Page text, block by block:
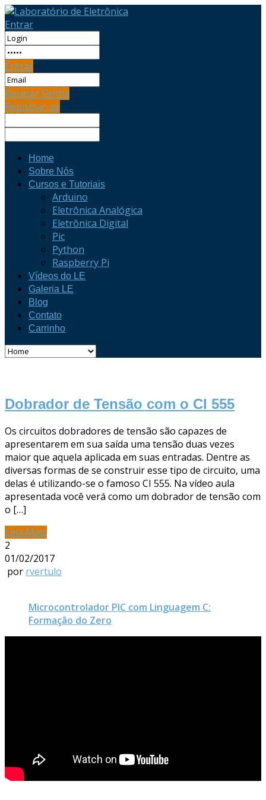
Entrar
Entrar
Resetar Senha
Registrar-se
Home
Sobre Nós
Cursos e Tutoriais
Arduino
Eletrônica Analógica
Eletrônica Digital
Pic
Python
Raspberry Pi
Vídeos do LE
Galeria LE
Blog
Contato
Carrinho
Dobrador de Tensão com o CI 555
Os circuitos dobradores de tensão são capazes de
apresentarem em sua saída uma tensão duas vezes
maior que aquela aplicada em suas entradas. Dentre as
diversas formas de se construir esse tipo de circuito, uma
delas é utilizando-se o famoso CI 555. Na vídeo aula
apresentada você verá como um dobrador de tensão com
o […]
Leia Mais
2
01/02/2017
por rvertulo
Microcontrolador PIC com Linguagem C:
Formação do Zero